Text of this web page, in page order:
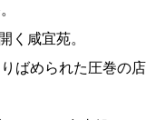
く咸宜苑。
ばめられた圧巻の店